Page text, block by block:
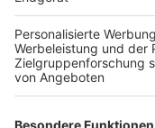
die Beurteilung
besser als in der
Besondere Risiken
sehen die
beim
Energiepreisen.